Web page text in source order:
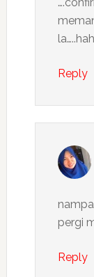
Reply
pergi
Reply